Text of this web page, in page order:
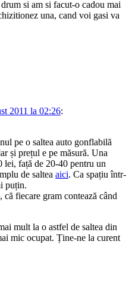
si am si facut-o cadou mai
una, cand voi gasi va
2011 la 02:26:
pe o saltea auto gonflabilă
și prețul e pe măsură. Una
lei, față de 20-40 pentru un
de saltea aici. Ca spațiu într-
puțin.
că fiecare gram contează când
mult la o astfel de saltea din
mic ocupat. Ține-ne la curent